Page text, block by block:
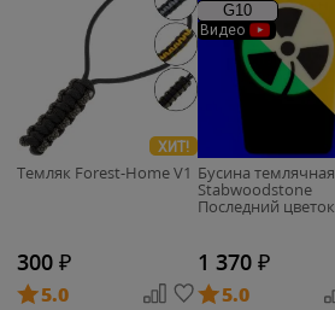
ХИТ!
Темляк Forest-Home V1
300 ₽
5.0
G10
Видео
Бусина темлячная
Stabwoodstone
Последний цветок
1 370 ₽
5.0